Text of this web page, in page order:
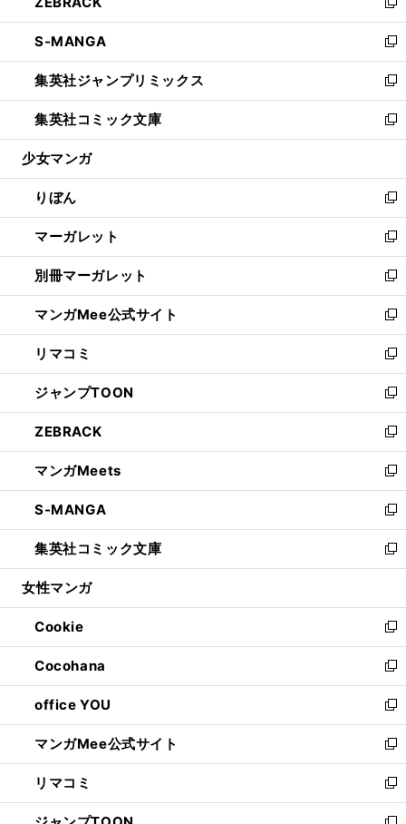
開
く
ド
ウ
で
開
く
ィ
ン
ド
ウ
で
開
く
い
ウ
ィ
ン
ド
ウ
で
開
新
し
い
ウ
ィ
ン
ド
ウ
開
く
S-MANGA
新
し
い
ウ
ィ
ン
ウ
で
開
く
集英社ジャンプリミックス
新
し
い
ウ
ン
ド
ウ
で
開
く
集英社コミック文庫
新
し
ウ
ィ
ン
ド
ウ
で
開
く
少女マンガ
りぼん
新
し
い
ウ
ィ
ン
ド
ウ
で
開
く
マーガレット
新
し
い
ウ
ィ
ン
ド
ウ
で
開
く
別冊マーガレット
新
し
い
ウ
ィ
ン
ド
ウ
で
開
く
マンガMee公式サイト
新
し
い
ウ
ィ
ン
ド
ウ
で
開
く
リマコミ
新
し
い
ウ
ィ
ン
ド
ウ
で
開
く
ジャンプTOON
新
し
い
ウ
ィ
ン
ド
ウ
で
開
ZEBRACK
新
し
い
ウ
ィ
ン
ド
ウ
開
く
マンガMeets
新
し
い
ウ
ィ
ン
ウ
で
開
く
S-MANGA
新
し
い
ウ
ン
ド
ウ
で
開
く
集英社コミック文庫
新
し
ウ
ィ
ン
ド
ウ
で
開
く
女性マンガ
Cookie
新
し
い
ウ
ィ
ン
ド
ウ
で
開
Cocohana
新
し
い
ウ
ィ
ン
ド
ウ
office YOU
新
し
い
ウ
ィ
ン
マンガMee公式サイト
新
し
い
ウ
リマコミ
新
し